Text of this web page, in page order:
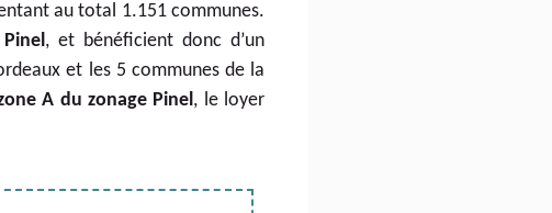
au total 1.151 communes.
, et bénéficient donc d’un
et les 5 communes de la
A du zonage Pinel, le loyer